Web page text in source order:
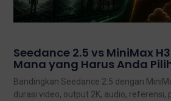
Seedance 2.5 vs MiniMax
Mana yang Harus Anda
Bandingkan Seedance 2.5 dengan
durasi video, output 2K, audio, referensi,